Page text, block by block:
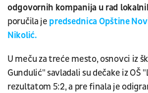
odgovornih kompanija u rad
poručila je predsednica Opštine
Nikolić.
U meču za treće mesto, osnovci iz
Gundulić" savladali su dečake iz OŠ
rezultatom 5:2, a pre finala je